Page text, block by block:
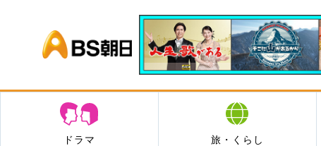
BS朝日
ドラマ 旅・くらし